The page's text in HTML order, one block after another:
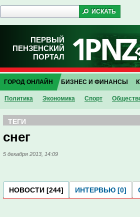
ПЕРВЫЙ
ПЕНЗЕНСКИЙ
ПОРТАЛ
ГОРОД ОНЛАЙН
Политика Экономика Спорт
БИЗНЕС И ФИНАНСЫ
ТЕГИ
снег
5 декабря 2013, 14:09
НОВОСТИ [244] ИНТЕРВЬЮ [0]